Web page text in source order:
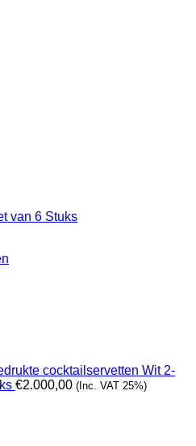
van 6 Stuks
cocktailservetten Wit 2-
€2.000,00 (Inc. VAT 25%)